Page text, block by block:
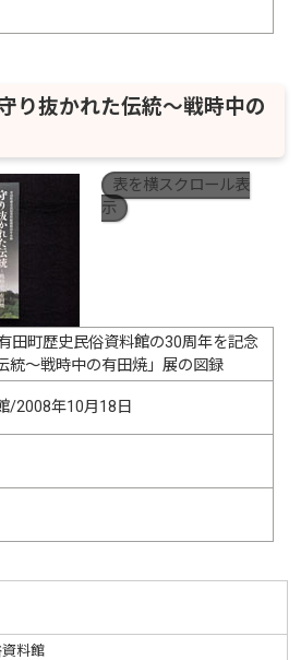
り抜かれた伝統〜戦時中の
表を横スクロール表
示
田町歴史民俗資料館の30周年を記念
統〜戦時中の有田焼」展の図録
/2008年10月18日
料館